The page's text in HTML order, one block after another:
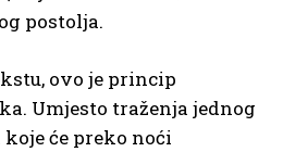
postolja.
ovo je princip
Umjesto traženja jednog
koje će preko noći